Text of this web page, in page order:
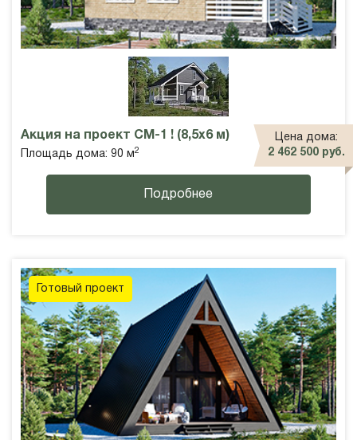
Акция на проект СМ-1 ! (8,5х6 м)
Площадь дома: 90 м 2
Цена дома:
2 462 500 руб.
Подробнее
Готовый проект